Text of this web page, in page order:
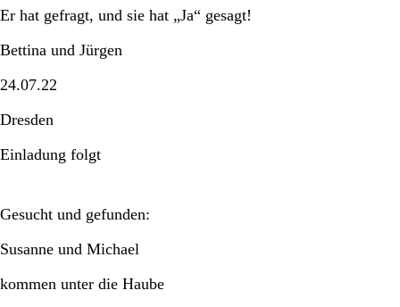
Er hat gefragt, und sie hat „Ja“ gesagt!
Bettina und Jürgen
24.07.22
Dresden
Einladung folgt
Gesucht und gefunden:
Susanne und Michael
kommen unter die Haube